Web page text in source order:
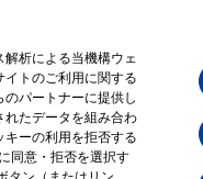
析による当機構ウェ
トのご利用に関する
パートナーに提供し
たデータを組み合わ
ーの利用を拒否する
同意・拒否を選択す